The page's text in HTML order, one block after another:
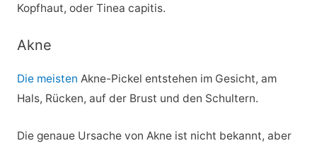
Kopfhaut, oder Tinea capitis.
Akne
Die meisten Akne-Pickel entstehen im Gesicht, am
Hals, Rücken, auf der Brust und den Schultern.
Die genaue Ursache von Akne ist nicht bekannt, aber